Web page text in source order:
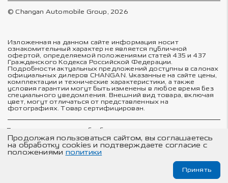
© Changan Automobile Group, 2026
Изложенная на данном сайте информация носит
ознакомительный характер не является публичной
офертой, определяемой положениями статей 435 и 437
Гражданского Кодекса Российской Федерации.
Подробности актуальных предложений доступны в салонах
официальных дилеров CHANGAN. Указанные на сайте цены,
комплектации и технические характеристики, а также
условия гарантии могут быть изменены в любое время без
специального уведомления. Внешний вид товара, включая
цвет, могут отличаться от представленных на
фотографиях. Товар сертифицирован.
Политика в отношении обработки персональных данных
Политика конфиденциальности
Согласие на обработку персональных данных
Соглашение об использовании cookie-файлов
Продолжая пользоваться сайтом, вы соглашаетесь
на обработку cookies и подтверждаете согласие с
положениями политики
Принять